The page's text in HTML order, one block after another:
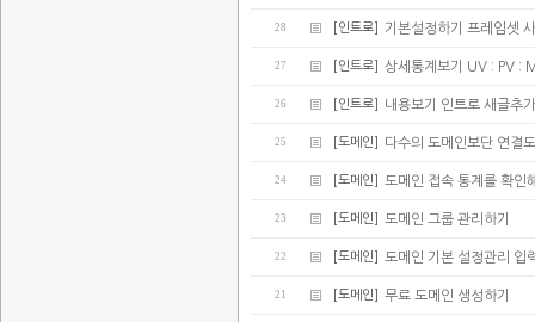
28 [인트로] 기본설정하기 프레임셋
27 [인트로] 상세통계보기 UV : PV :
26 [인트로] 내용보기 인트로 새글추
25 [도메인] 다수의 도메인보단 연결
24 [도메인] 도메인 접속 통계를 확인
23 [도메인] 도메인 그룹 관리하기
22 [도메인] 도메인 기본 설정관리 입
21 [도메인] 무료 도메인 생성하기